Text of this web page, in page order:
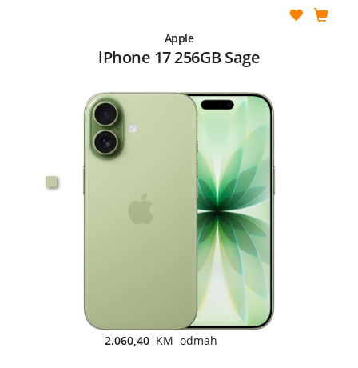
Apple
iPhone 17 256GB Sage
2.060,40 KM odmah